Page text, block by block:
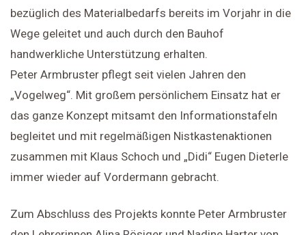
bezüglich des Materialbedarfs bereits im Vorjahr in die
Wege geleitet und auch durch den Bauhof
handwerkliche Unterstützung erhalten.
Peter Armbruster pflegt seit vielen Jahren den
„Vogelweg“. Mit großem persönlichem Einsatz hat er
das ganze Konzept mitsamt den Informationstafeln
begleitet und mit regelmäßigen Nistkastenaktionen
zusammen mit Klaus Schoch und „Didi“ Eugen Dieterle
immer wieder auf Vordermann gebracht.
Zum Abschluss des Projekts konnte Peter Armbruster